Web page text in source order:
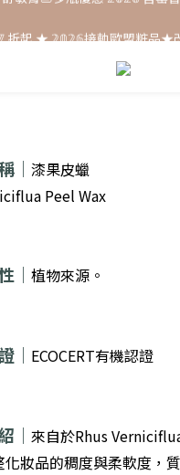
每月打卡📱賺自己的購物
｜ 漆果皮蠟
Peel Wax
｜ 植物來源。
｜ ECOCERT有機認證
｜ 來自於Rhus
化妝品的稠度與柔軟度，